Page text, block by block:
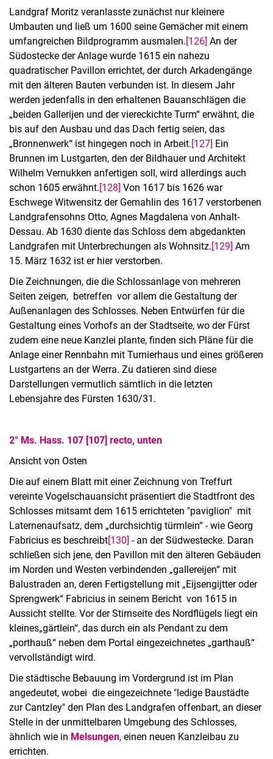
Projekte
Profil
Organisation
Stellenangebote, Ausbildung, Praktika
Öffentlichkeitsarbeit
Landgraf Moritz veranlasste zunächst nur kleinere
Umbauten und ließ um 1600 seine Gemächer mit einem
umfangreichen Bildprogramm ausmalen.[126] An der
Südostecke der Anlage wurde 1615 ein nahezu
quadratischer Pavillon errichtet, der durch Arkadengänge
mit den älteren Bauten verbunden ist. In diesem Jahr
werden jedenfalls in den erhaltenen Bauanschlägen die
„beiden Gallerijen und der viereckichte Turm“ erwähnt, die
bis auf den Ausbau und das Dach fertig seien, das
„Bronnenwerk“ ist hingegen noch in Arbeit.[127] Ein
Brunnen im Lustgarten, den der Bildhauer und Architekt
Wilhelm Vernukken anfertigen soll, wird allerdings auch
schon 1605 erwähnt.[128] Von 1617 bis 1626 war
Eschwege Witwensitz der Gemahlin des 1617 verstorbenen
Landgrafensohns Otto, Agnes Magdalena von Anhalt-
Dessau. Ab 1630 diente das Schloss dem abgedankten
Landgrafen mit Unterbrechungen als Wohnsitz.[129] Am
15. März 1632 ist er hier verstorben.
Die Zeichnungen, die die Schlossanlage von mehreren
Seiten zeigen, betreffen vor allem die Gestaltung der
Außenanlagen des Schlosses. Neben Entwürfen für die
Gestaltung eines Vorhofs an der Stadtseite, wo der Fürst
zudem eine neue Kanzlei plante, finden sich Pläne für die
Anlage einer Rennbahn mit Turnierhaus und eines größeren
Lustgartens an der Werra. Zu datieren sind diese
Darstellungen vermutlich sämtlich in die letzten
Lebensjahre des Fürsten 1630/31.
2° Ms. Hass. 107 [107] recto, unten
Ansicht von Osten
Die auf einem Blatt mit einer Zeichnung von Treffurt
vereinte Vogelschauansicht präsentiert die Stadtfront des
Schlosses mitsamt dem 1615 errichteten "pavi­glion" mit
La­ternenaufsatz, dem „durchsichtig türmlein“ - wie Georg
Fabricius es beschreibt[130] - an der Südwestecke. Daran
schließen sich jene, den Pavillon mit den älteren Gebäuden
im Norden und Westen verbindenden „gallereijen“ mit
Balustraden an, deren Fertigstellung mit „Eijsengijtter oder
Sprengwerk“ Fabricius in seinem Bericht von 1615 in
Aussicht stellte. Vor der Stirnseite des Nordflügels liegt ein
kleines„gärtlein“, das durch ein als Pendant zu dem
„porthauß“ neben dem Portal eingezeichnetes „garthauß“
vervollständigt wird.
Die städtische Bebauung im Vordergrund ist im Plan
angedeutet, wobei die eingezeichnete "ledige Baustädte
zur Cantzley" den Plan des Landgrafen offenbart, an dieser
Stelle in der unmittelbaren Umgebung des Schlosses,
ähnlich wie in Melsungen, einen neuen Kanzleibau zu
errichten.